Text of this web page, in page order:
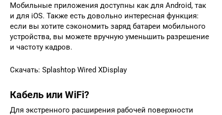
Мобильные приложения доступны как для Android, так
и для iOS. Также есть довольно интересная функция:
если вы хотите сэкономить заряд батареи мобильного
устройства, вы можете вручную уменьшить разрешение
и частоту кадров.
Скачать: Splashtop Wired XDisplay
Кабель или WiFi?
Для экстренного расширения рабочей поверхности